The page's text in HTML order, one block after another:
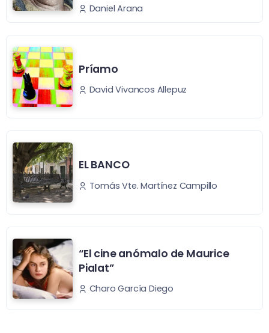
Daniel Arana
Príamo
David Vivancos Allepuz
EL BANCO
Tomás Vte. Martínez Campillo
“El cine anómalo de Maurice
Pialat”
Charo García Diego